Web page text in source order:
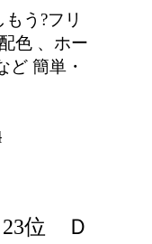
う?フリ
色 、ホー
ど 簡単・
23位 Ｄ